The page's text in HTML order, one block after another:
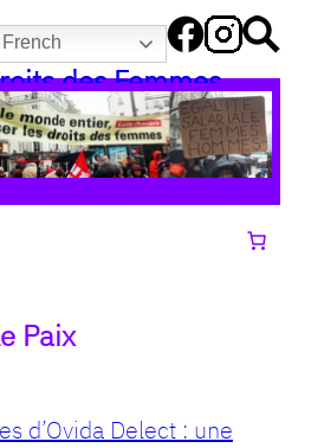
French
des Femmes
Paix
d’Ovida Delect : une